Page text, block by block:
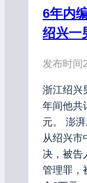
6年内
绍兴一
发布时间
浙江绍兴
年间他共
元。 澎
从绍兴市
决，被告
管理罪，